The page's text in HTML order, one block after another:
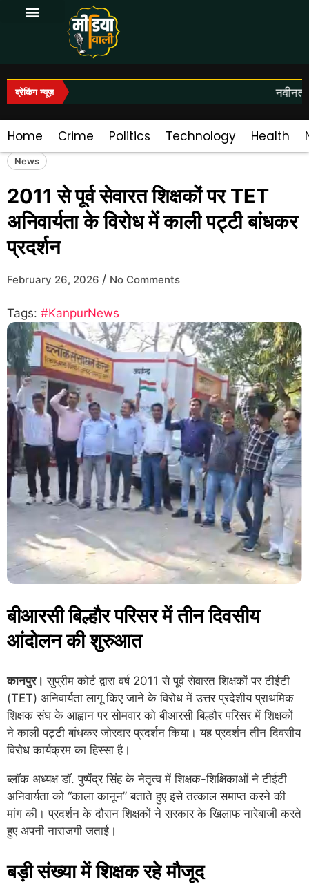
ब्रेकिंग न्यूज़
Home Crime Politics Technology Health
News
2011 से पूर्व सेवारत शिक्षकों पर TET
अनिवार्यता के विरोध में काली पट्टी बांधकर
प्रदर्शन
February 26, 2026 / No Comments
Tags: #KanpurNews
बीआरसी बिल्हौर परिसर में तीन दिवसीय
आंदोलन की शुरुआत
कानपुर। सुप्रीम कोर्ट द्वारा वर्ष 2011 से पूर्व सेवारत शिक्षकों पर टीईटी
(TET) अनिवार्यता लागू किए जाने के विरोध में उत्तर प्रदेशीय प्राथमिक
शिक्षक संघ के आह्वान पर सोमवार को बीआरसी बिल्हौर परिसर में शिक्षकों
ने काली पट्टी बांधकर जोरदार प्रदर्शन किया। यह प्रदर्शन तीन दिवसीय
विरोध कार्यक्रम का हिस्सा है।
ब्लॉक अध्यक्ष डॉ. पुष्पेंद्र सिंह के नेतृत्व में शिक्षक-शिक्षिकाओं ने टीईटी
अनिवार्यता को “काला कानून” बताते हुए इसे तत्काल समाप्त करने की
मांग की। प्रदर्शन के दौरान शिक्षकों ने सरकार के खिलाफ नारेबाजी करते
हुए अपनी नाराजगी जताई।
बड़ी संख्या में शिक्षक रहे मौजूद